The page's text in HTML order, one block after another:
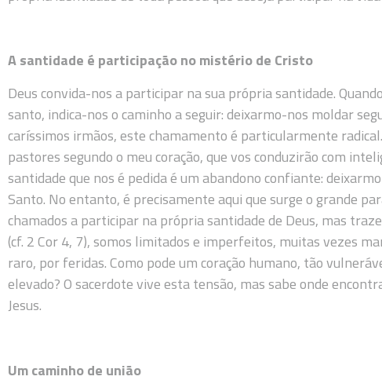
A santidade é participação no mistério de Cristo
Deus convida-nos a participar na sua própria santidade.
santo, indica-nos o caminho a seguir: deixarmo-nos moldar
caríssimos irmãos, este chamamento é particularmente
pastores segundo o meu coração, que vos conduzirão com
santidade que nos é pedida é um abandono confiante:
Santo. No entanto, é precisamente aqui que surge o grande
chamados a participar na própria santidade de Deus, mas
(cf. 2 Cor 4, 7), somos limitados e imperfeitos, muitas vezes
raro, por feridas. Como pode um coração humano, tão
elevado? O sacerdote vive esta tensão, mas sabe onde
Jesus.
Um caminho de união